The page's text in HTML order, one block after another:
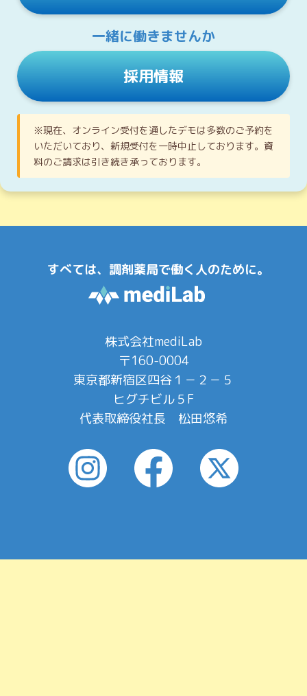
一緒に働きませんか
採用情報
※現在、オンライン受付を通したデモは多数のご予約を
いただいており、新規受付を一時中止しております。資
料のご請求は引き続き承っております。
すべては、調剤薬局で働く人のために。
株式会社mediLab
〒160-0004
東京都新宿区四谷１－２－５
ヒグチビル５F
代表取締役社長 松田悠希